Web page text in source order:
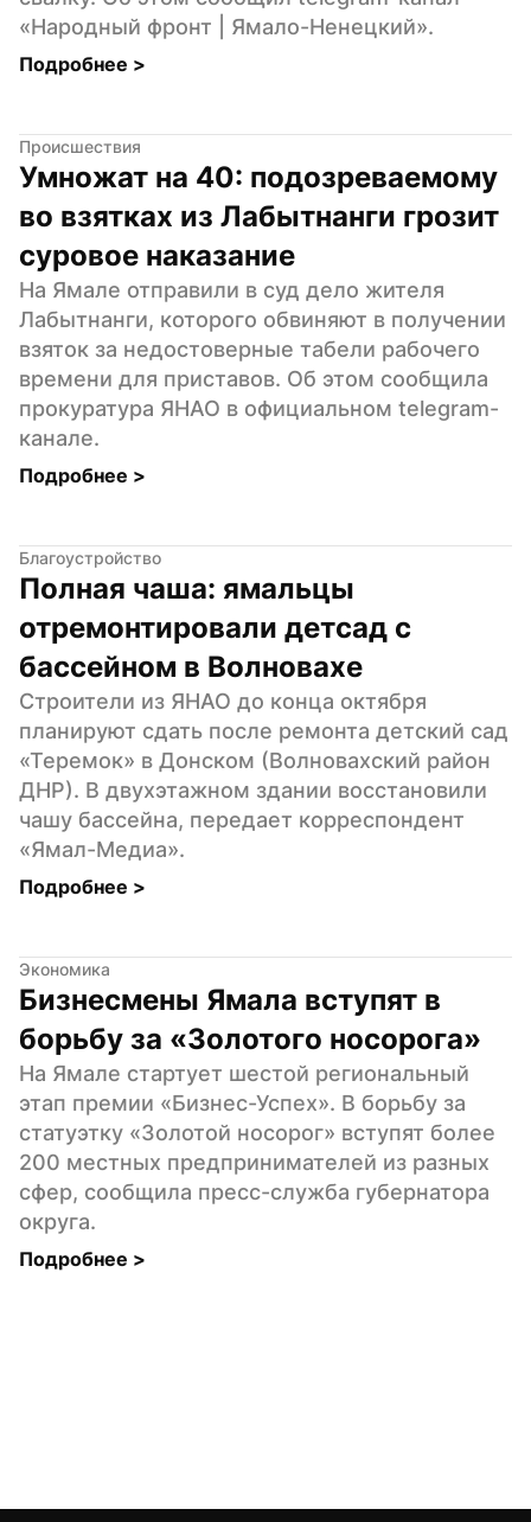
«Народный фронт | Ямало-Ненецкий».
Подробнее >
Происшествия
Умножат на 40: подозреваемому
во взятках из Лабытнанги грозит
суровое наказание
На Ямале отправили в суд дело жителя
Лабытнанги, которого обвиняют в получении
взяток за недостоверные табели рабочего
времени для приставов. Об этом сообщила
прокуратура ЯНАО в официальном telegram-
канале.
Подробнее >
Благоустройство
Полная чаша: ямальцы
отремонтировали детсад с
бассейном в Волновахе
Строители из ЯНАО до конца октября
планируют сдать после ремонта детский сад
«Теремок» в Донском (Волновахский район
ДНР). В двухэтажном здании восстановили
чашу бассейна, передает корреспондент
«Ямал-Медиа».
Подробнее >
Экономика
Бизнесмены Ямала вступят в
борьбу за «Золотого носорога»
На Ямале стартует шестой региональный
этап премии «Бизнес-Успех». В борьбу за
статуэтку «Золотой носорог» вступят более
200 местных предпринимателей из разных
сфер, сообщила пресс-служба губернатора
округа.
Подробнее >